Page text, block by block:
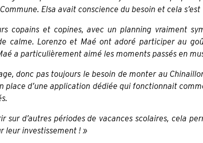
Elsa avait conscience du besoin et cela
copains et copines, avec un planning vraiment
calme. Lorenzo et Maé ont adoré participer au
a particulièrement aimé les moments passés en
donc pas toujours le besoin de monter au
place d’une application dédiée qui fonctionnait
d’autres périodes de vacances scolaires, cela
leur investissement ! »